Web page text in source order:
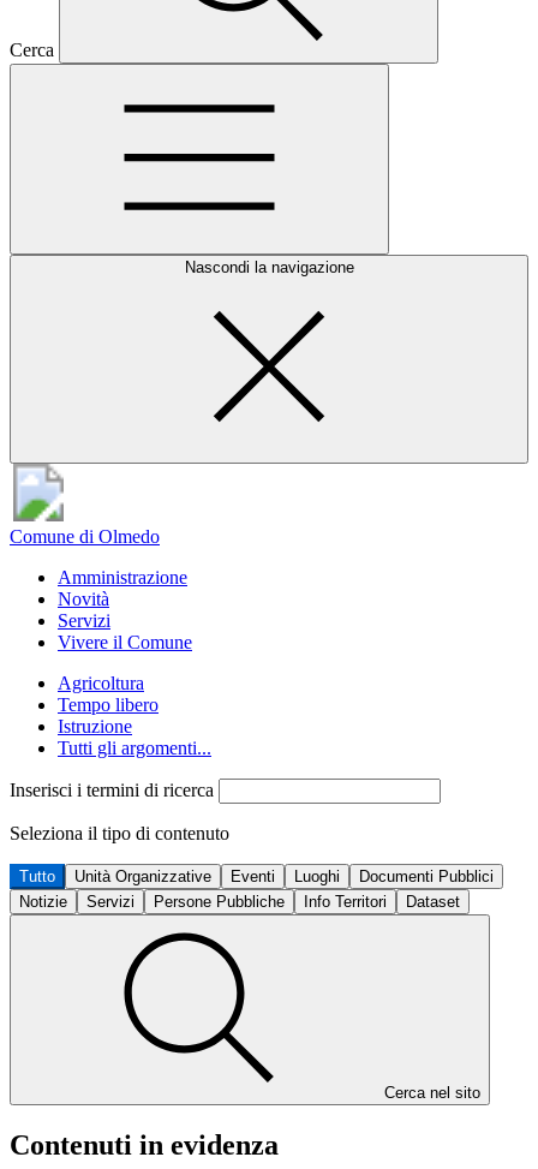
Cerca
Nascondi la navigazione
Comune di Olmedo
Amministrazione
Novità
Servizi
Vivere il Comune
Agricoltura
Tempo libero
Istruzione
Tutti gli argomenti...
Inserisci i termini di ricerca
Seleziona il tipo di contenuto
Tutto Unità Organizzative Eventi Luoghi
Documenti Pubblici
Notizie
Servizi Persone Pubbliche Info Territori Dataset
Cerca nel sito
Contenuti in evidenza